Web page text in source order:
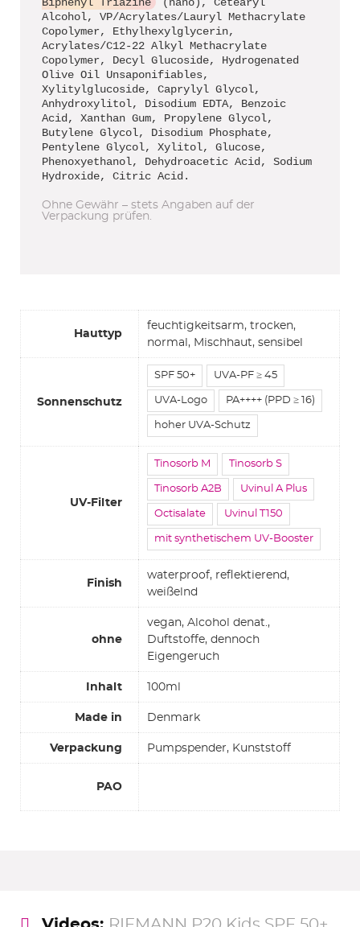
Alcohol, VP/Acrylates/Lauryl Methacrylate
Copolymer, Ethylhexylglycerin,
Acrylates/C12-22 Alkyl Methacrylate
Copolymer, Decyl Glucoside, Hydrogenated
Olive Oil Unsaponifiables,
Xylitylglucoside, Caprylyl Glycol,
Anhydroxylitol, Disodium EDTA, Benzoic
Acid, Xanthan Gum, Propylene Glycol,
Butylene Glycol, Disodium Phosphate,
Pentylene Glycol, Xylitol, Glucose,
Phenoxyethanol, Dehydroacetic Acid, Sodium
Hydroxide, Citric Acid.
Ohne Gewähr – stets Angaben auf der
Verpackung prüfen.
Hauttyp
feuchtigkeitsarm, trocken,
normal, Mischhaut, sensibel
Sonnenschutz
SPF 50+ UVA-PF ≥ 45
UVA-Logo PA++++ (PPD ≥ 16)
hoher UVA-Schutz
UV-Filter
Tinosorb M Tinosorb S
Tinosorb A2B Uvinul A Plus
Octisalate Uvinul T150
mit synthetischem UV-Booster
Finish
waterproof, reflektierend,
weißelnd
ohne
vegan, Alcohol denat.,
Duftstoffe, dennoch
Eigengeruch
Inhalt 100ml
Made in Denmark
Verpackung Pumpspender, Kunststoff
PAO